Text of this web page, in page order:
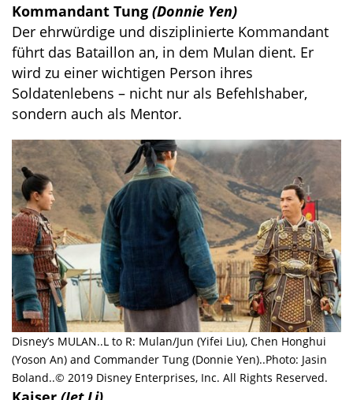
Kommandant Tung (Donnie Yen)
Der ehrwürdige und disziplinierte Kommandant
führt das Bataillon an, in dem Mulan dient. Er
wird zu einer wichtigen Person ihres
Soldatenlebens – nicht nur als Befehlshaber,
sondern auch als Mentor.
Disney’s MULAN..L to R: Mulan/Jun (Yifei Liu), Chen Honghui
(Yoson An) and Commander Tung (Donnie Yen)..Photo: Jasin
Boland..© 2019 Disney Enterprises, Inc. All Rights Reserved.